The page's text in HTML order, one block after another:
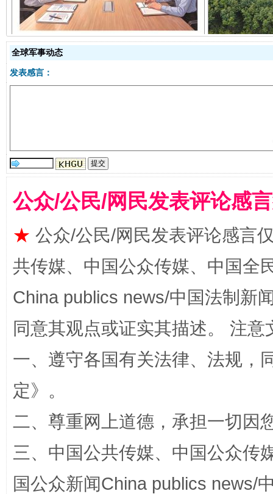
全民健身五年计划来了！等你上场
阿坝州三大球赛在茂县开幕 规模
全球军事动态
发表感言：
公众/公民/网民发表评论感
★ 公众/公民/网民发表评论感言
共传媒、中国公众传媒、中国全
China publics news/中国法制新
同意其观点或证实其描述。 注
一、遵守各国有关法律、法规，
定》。
二、尊重网上道德，承担一切因
三、中国公共传媒、中国公众传
国公众新闻China publics news/